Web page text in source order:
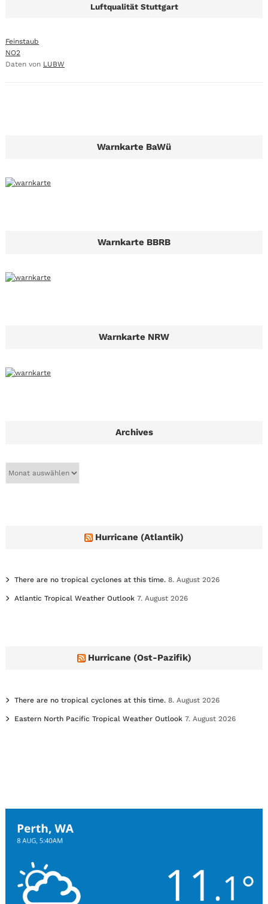
Luftqualität Stuttgart
Feinstaub
NO2
Daten von LUBW
Warnkarte BaWü
Warnkarte BBRB
Warnkarte NRW
Archives
Hurricane (Atlantik)
There are no tropical cyclones at this time. 8. August 2026
Atlantic Tropical Weather Outlook 7. August 2026
Hurricane (Ost-Pazifik)
There are no tropical cyclones at this time. 8. August 2026
Eastern North Pacific Tropical Weather Outlook 7. August 2026